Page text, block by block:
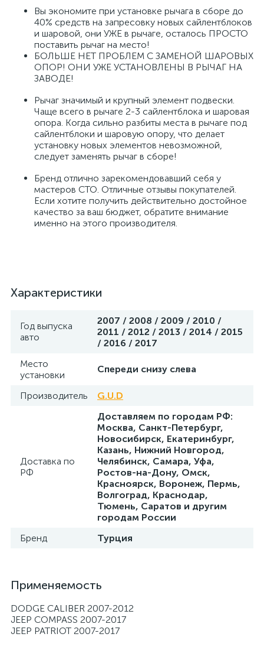
Вы экономите при установке рычага в сборе до
40% средств на запресовку новых сайлентблоков
и шаровой, они УЖЕ в рычаге, осталось ПРОСТО
поставить рычаг на место!
БОЛЬШЕ НЕТ ПРОБЛЕМ С ЗАМЕНОЙ ШАРОВЫХ
ОПОР! ОНИ УЖЕ УСТАНОВЛЕНЫ В РЫЧАГ НА
ЗАВОДЕ!
Рычаг значимый и крупный элемент подвески.
Чаще всего в рычаге 2-3 сайлентблока и шаровая
опора. Когда сильно разбиты места в рычаге под
сайлентблоки и шаровую опору, что делает
установку новых элементов невозможной,
следует заменять рычаг в сборе!
Бренд отлично зарекомендовавший себя у
мастеров СТО. Отличные отзывы покупателей.
Если хотите получить действительно достойное
качество за ваш бюджет, обратите внимание
именно на этого производителя.
Характеристики
Год выпуска
авто
2007 / 2008 / 2009 / 2010 /
2011 / 2012 / 2013 / 2014 / 2015
/ 2016 / 2017
Место
установки
Спереди снизу слева
Производитель G.U.D
Доставка по
РФ
Доставляем по городам РФ:
Москва, Санкт-Петербург,
Новосибирск, Екатеринбург,
Казань, Нижний Новгород,
Челябинск, Самара, Уфа,
Ростов-на-Дону, Омск,
Красноярск, Воронеж, Пермь,
Волгоград, Краснодар,
Тюмень, Саратов и другим
городам России
Бренд
Турция
Применяемость
DODGE CALIBER 2007-2012
JEEP COMPASS 2007-2017
JEEP PATRIOT 2007-2017